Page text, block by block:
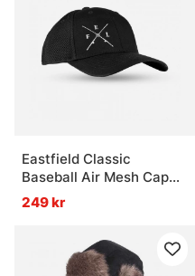
Eastfield Classic
Baseball Air Mesh Cap
Black
249 kr